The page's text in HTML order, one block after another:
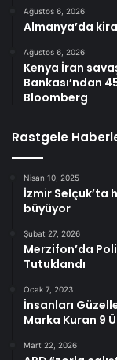
Ağustos 6, 2026
Almanya’da
Ağustos 6, 2026
Kenya İran
Bankası’ndan
Bloomberg
Rastgele
Nisan 10, 2025
İzmir Selçuk’ta
büyüyor
Şubat 27, 2026
Merzifon’da
Tutuklandı
Ocak 7, 2023
İnsanları
Marka Kuran 9
Mart 22, 2026